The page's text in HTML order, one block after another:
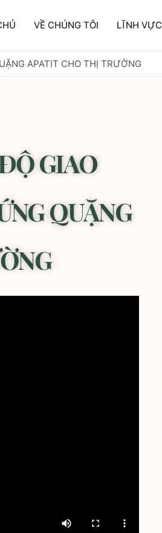
VỀ CHÚNG TÔI LĨNH VỰC
APATIT CHO THỊ TRƯỜNG
GIAO
QUẶNG